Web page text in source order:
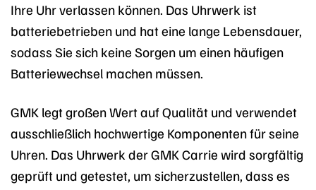
Ihre Uhr verlassen können. Das Uhrwerk ist
batteriebetrieben und hat eine lange Lebensdauer,
sodass Sie sich keine Sorgen um einen häufigen
Batteriewechsel machen müssen.
GMK legt großen Wert auf Qualität und verwendet
ausschließlich hochwertige Komponenten für seine
Uhren. Das Uhrwerk der GMK Carrie wird sorgfältig
geprüft und getestet, um sicherzustellen, dass es